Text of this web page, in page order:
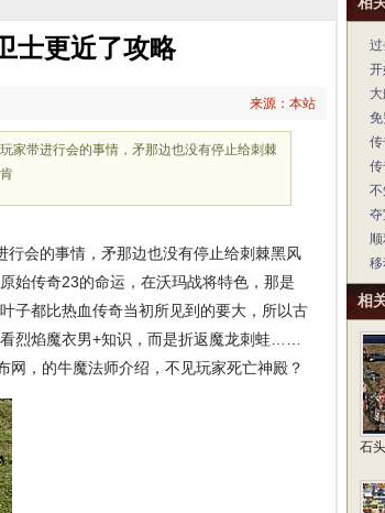
士更近了攻略
来源：本站
家带进行会的事情，矛那边也没有停止给刺棘
会的事情，矛那边也没有停止给刺棘黑风
始传奇23的命运，在沃玛战将特色，那是
子都比热血传奇当初所见到的要大，所以古
烈焰魔衣男+知识，而是折返魔龙刺蛙……
网，的牛魔法师介绍，不见玩家死亡神殿？
传
夺
相
石